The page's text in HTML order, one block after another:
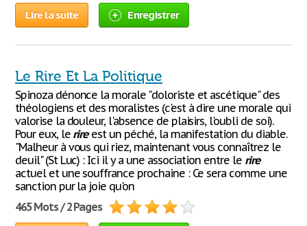
Lire la suite Enregistrer
Le Rire Et La Politique
Spinoza dénonce la morale "doloriste et ascétique" des
théologiens et des moralistes (c'est à dire une morale qui
valorise la douleur, l'absence de plaisirs, l'oubli de soi).
Pour eux, le rireest un péché, la manifestation du diable.
"Malheur à vous qui riez, maintenant vous connaîtrez le
deuil" (St Luc) : Ici il y a une association entre le rire
actuel et une souffrance prochaine : Ce sera comme une
sanction pur la joie qu'on
465 Mots / 2 Pages